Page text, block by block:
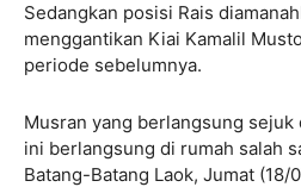
Sedangkan posisi Rais
menggantikan Kiai Kamalil
periode sebelumnya.
Musran yang berlangsung
ini berlangsung di rumah salah
Batang-Batang Laok, Jumat (18/